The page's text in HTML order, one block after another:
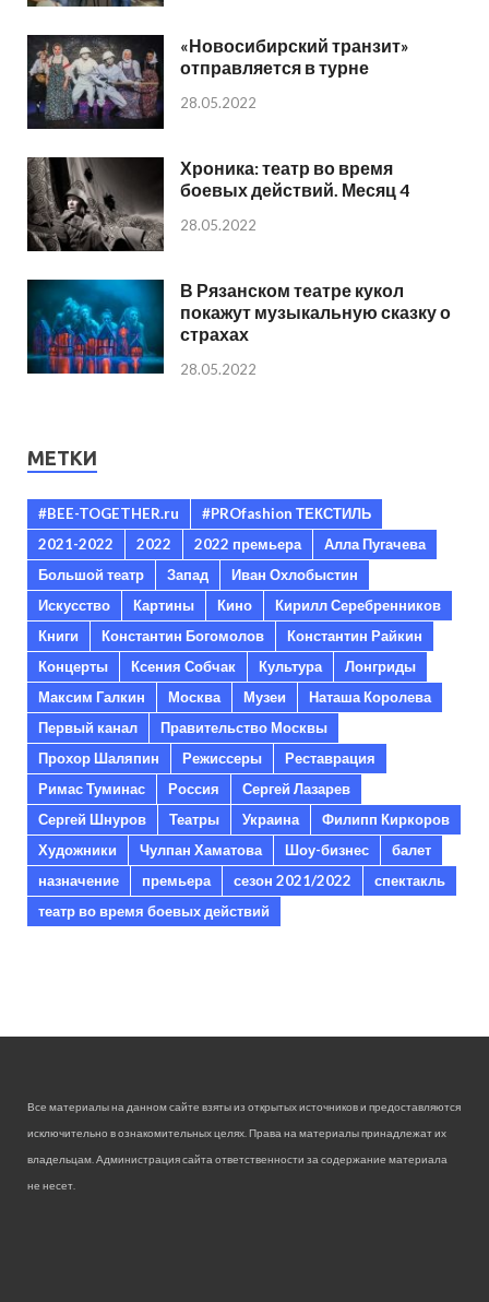
«Новосибирский транзит»
отправляется в турне
28.05.2022
Хроника: театр во время
боевых действий. Месяц 4
28.05.2022
В Рязанском театре кукол
покажут музыкальную сказку о
страхах
28.05.2022
МЕТКИ
#BEE-TOGETHER.ru
#PROfashion ТЕКСТИЛЬ
2021-2022
2022 2022 премьера
Алла Пугачева
Большой театр
Запад
Иван Охлобыстин
Искусство
Картины Кино
Кирилл Серебренников
Книги
Константин Богомолов
Константин Райкин
Концерты
Ксения Собчак Культура
Лонгриды
Максим Галкин
Москва Музеи
Наташа Королева
Первый канал
Правительство Москвы
Прохор Шаляпин
Режиссеры
Реставрация
Римас Туминас
Россия
Сергей Лазарев
Сергей Шнуров
Театры Украина
Филипп Киркоров
Художники
Чулпан Хаматова Шоу-бизнес
балет
назначение
премьера сезон 2021/2022
спектакль
театр во время боевых действий
Все материалы на данном сайте взяты из открытых источников и предоставляются
исключительно в ознакомительных целях. Права на материалы принадлежат их
владельцам. Администрация сайта ответственности за содержание материала
не несет.